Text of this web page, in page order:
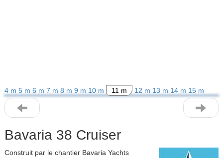
4 m 5 m 6 m 7 m 8 m 9 m 10 m 11 m 12 m 13 m 14 m 15 m
Bavaria 38 Cruiser
Construit par le chantier Bavaria Yachts